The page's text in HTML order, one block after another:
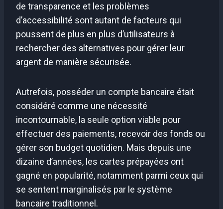
de transparence et les problèmes
d’accessibilité sont autant de facteurs qui
poussent de plus en plus d’utilisateurs à
rechercher des alternatives pour gérer leur
argent de manière sécurisée.
Autrefois, posséder un compte bancaire était
considéré comme une nécessité
incontournable, la seule option viable pour
effectuer des paiements, recevoir des fonds ou
gérer son budget quotidien. Mais depuis une
dizaine d’années, les cartes prépayées ont
gagné en popularité, notamment parmi ceux qui
se sentent marginalisés par le système
bancaire traditionnel.